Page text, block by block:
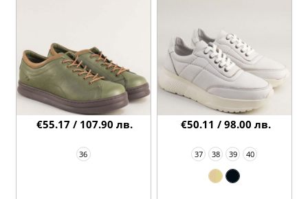
36
€55.17 / 107.90 лв.
37 38 39 40
€50.11 / 98.00 лв.